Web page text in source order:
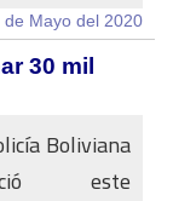
de Mayo del 2020
30 mil
Boliviana
este